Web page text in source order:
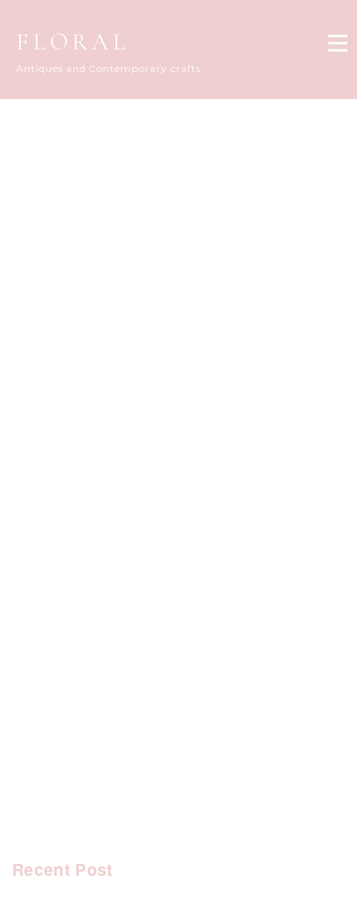
FLORAL
Antiques and Contemporary crafts
Recent Post